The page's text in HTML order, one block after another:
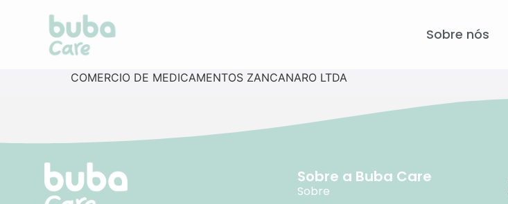
Sobre nós
COMERCIO DE MEDICAMENTOS ZANCANARO LTDA
Sobre a Buba Care
Sobre